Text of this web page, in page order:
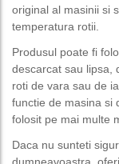
original al masinii si
temperatura rotii.
Produsul poate fi
descarcat sau lipsa,
roti de vara sau de
functie de masina si
folosit pe mai multe
Daca nu sunteti